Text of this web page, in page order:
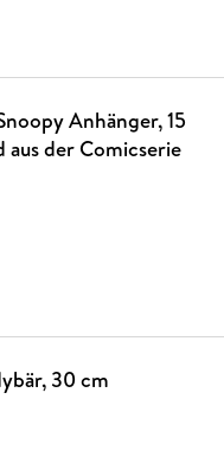
Anhänger, 15
aus der Comicserie
30 cm